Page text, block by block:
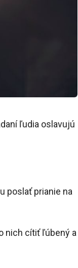
ľudia oslavujú
poslať prianie na
nich cítiť ľúbený a